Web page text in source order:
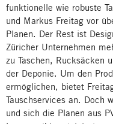
funktionelle wie robuste
und Markus Freitag vor
Planen. Der Rest ist
Züricher Unternehmen
zu Taschen, Rucksäcken
der Deponie. Um den
ermöglichen, bietet
Tauschservices an. Doch
und sich die Planen aus